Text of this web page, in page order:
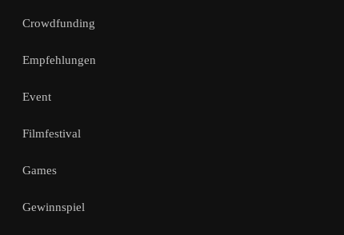
Crowdfunding
Empfehlungen
Event
Filmfestival
Games
Gewinnspiel